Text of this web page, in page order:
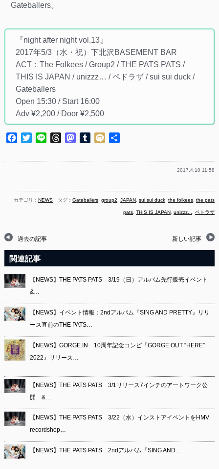
Gateballers。
『night after night vol.13』
2017年5/3（水・祝）下北沢BASEMENT BAR
ACT：The Folkees / Group2 / THE PATS PATS /
THIS IS JAPAN / unizzz… / ペドラザ / sui sui duck /
Gateballers
Open 15:30 / Start 16:00
Adv ¥2,200 / Door ¥2,500
Facebook
TwitterLine ThreadsMastodon
Tumblr
Mixi
2017.4.10 11:58
カテゴリ：NEWS タグ：Gateballers,group2,JAPAN,sui sui duck,the folkees,the pats
pats,THIS IS JAPAN,unizzz...,ペトラザ
過去の記事 新しい記事
関連記事
【NEWS】THE PATS PATS 3/19（日）アルバム先行販売イベント
&…
【NEWS】イベント情報：2ndアルバム『SING AND PRETTY』リリ
ース直前のTHE PATS…
【NEWS】GORGE.IN 10周年記念コンピ『GORGE OUT “HERE”
2022』リリース…
【NEWS】THE PATS PATS 3/1リリース7インチのアートワーク公
開 &…
【NEWS】THE PATS PATS 3/22（水）インストアイベントをHMV
recordshop…
【NEWS】THE PATS PATS 2ndアルバム『SING AND…